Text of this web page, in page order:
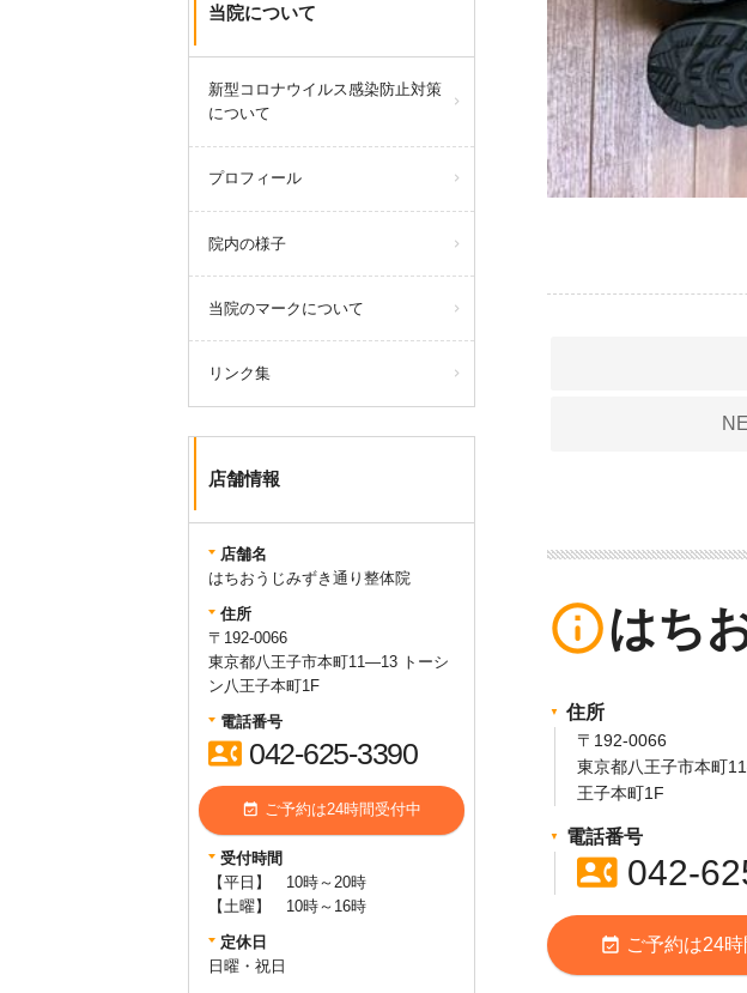
info_outlineはち
住所
〒192-0066
東京都八王子市本町
王子本町1F
電話番号
contact_phone042-
event_available ご予約は24
当院について
新型コロナウイルス感染防止対策
について
プロフィール
院内の様子
当院のマークについて
リンク集
店舗情報
店舗名
はちおうじみずき通り整体院
住所
〒192-0066
東京都八王子市本町11―13 トーシ
ン八王子本町1F
電話番号
contact_phone 042-625-3390
event_available ご予約は24時間受付中
受付時間
【平日】 10時～20時
【土曜】 10時～16時
定休日
日曜・祝日